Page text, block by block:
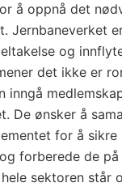
å oppnå det
Jernbaneverket
og
det ikke er
inngå
De ønsker å
for å sikre
forberede de
sektoren står